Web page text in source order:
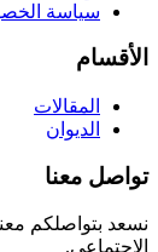
سياسة
الأقسام
المقالات
الديوان
تواصل معنا
نسعد بتواصلكم
الاجتماعي.